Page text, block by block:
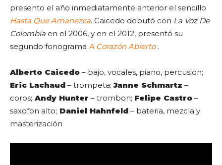
presento el año inmediatamente anterior el sencillo
Hasta Que Amanezca. Caicedo debutó con La Voz De
Colombia en el 2006, y en el 2012, presentó su
segundo fonograma A Corazón Abierto .
Alberto Caicedo – bajo, vocales, piano, percusion;
Eric Lachaud – trompeta;Janne Schmartz –
coros; Andy Hunter – trombon; Felipe Castro –
saxofon alto; Daniel Hahnfeld – bateria, mezcla y
masterización